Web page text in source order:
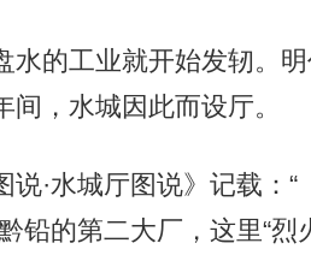
的工业就开始发轫。明
，水城因此而设厅。
·水城厅图说》记载：“
铅的第二大厂，这里“